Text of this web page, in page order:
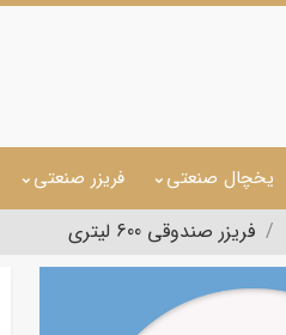
یخچال صنعتی فریزر صنعتی
فریزر صندوقی 600 لیتری